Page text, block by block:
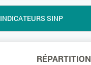
INDICATEURS SINP
RÉPARTITION